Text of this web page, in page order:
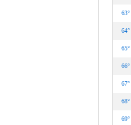
63°
64°
65°
66°
67°
68°
69°